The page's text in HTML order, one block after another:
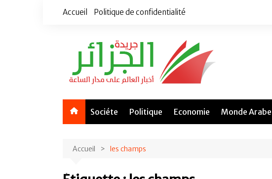
Accueil Politique de confidentialité
Sociéte Politique Economie Monde Arabe
Accueil les champs